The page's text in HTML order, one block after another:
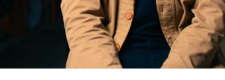
HARSCHEISEN